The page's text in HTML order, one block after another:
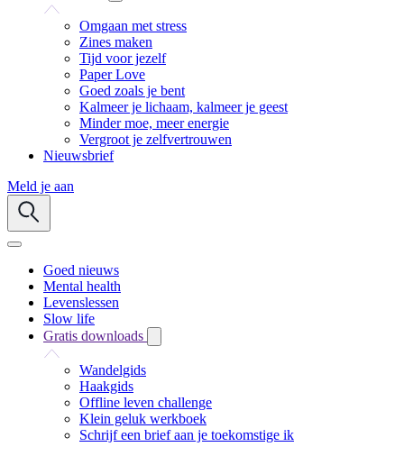
Omgaan met stress
Zines maken
Tijd voor jezelf
Paper Love
Goed zoals je bent
Kalmeer je lichaam, kalmeer je geest
Minder moe, meer energie
Vergroot je zelfvertrouwen
Nieuwsbrief
Meld je aan
Goed nieuws
Mental health
Levenslessen
Slow life
Gratis downloads
Wandelgids
Haakgids
Offline leven challenge
Klein geluk werkboek
Schrijf een brief aan je toekomstige ik